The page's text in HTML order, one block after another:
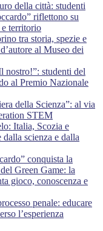
della città: studenti
riflettono su
territorio
tra storia, spezie e
al Museo dei
studenti del
al Premio Nazionale
della Scienza”: al via
STEM
Italia, Scozia e
scienza e dalla
conquista la
Green Game: la
gioco, conoscenza e
penale: educare
l’esperienza